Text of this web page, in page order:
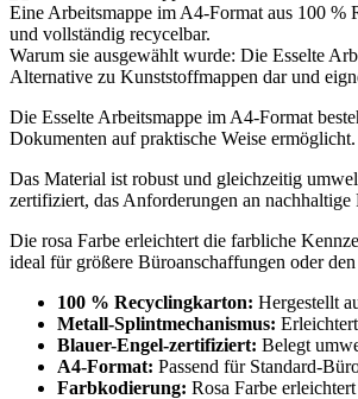
Eine Arbeitsmappe im A4-Format aus 100 %
und vollständig recycelbar.
Warum sie ausgewählt wurde: Die Esselte
Alternative zu Kunststoffmappen dar und
Die Esselte Arbeitsmappe im A4-Format
Dokumenten auf praktische Weise ermöglicht.
Das Material ist robust und gleichzeitig
zertifiziert, das Anforderungen an
Die rosa Farbe erleichtert die farbliche
ideal für größere Büroanschaffungen oder
100 % Recyclingkarton: Hergestellt
Metall-Splintmechanismus:
Blauer-Engel-zertifiziert: Belegt
A4-Format: Passend für Standard-
Farbkodierung: Rosa Farbe